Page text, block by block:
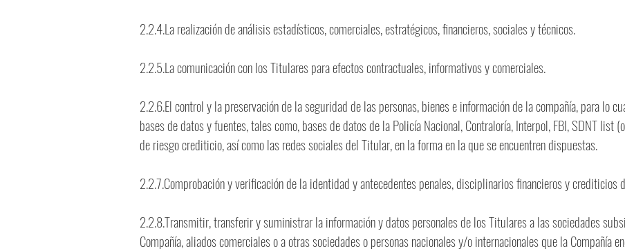
2.2.4.La realización de análisis estadísticos, comerciales, estratégicos, financieros, sociales y técnicos.
2.2.5.La comunicación con los Titulares para efectos contractuales, informativos y comerciales.
2.2.6.El control y la preservación de la seguridad de las personas, bienes e información de la compañía, para lo
bases de datos y fuentes, tales como, bases de datos de la Policía Nacional, Contraloría, Interpol, FBI, SDNT list
de riesgo crediticio, así como las redes sociales del Titular, en la forma en la que se encuentren dispuestas.
2.2.7.Comprobación y verificación de la identidad y antecedentes penales, disciplinarios financieros y crediticios
2.2.8.Transmitir, transferir y suministrar la información y datos personales de los Titulares a las sociedades
Compañía, aliados comerciales o a otras sociedades o personas nacionales y/o internacionales que la Compañía